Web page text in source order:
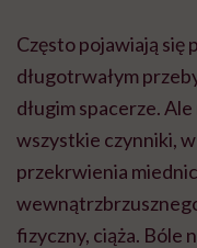
Często pojawiają się
długotrwałym
długim spacerze.
wszystkie czynniki,
przekrwienia
fizyczny, ciąża. Bóle